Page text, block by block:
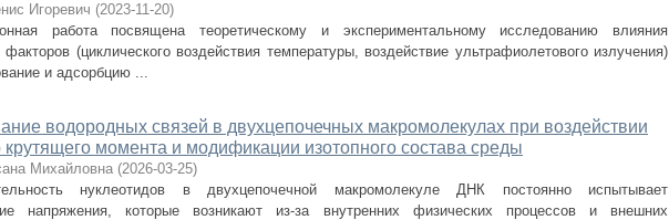
Игоревич (2023-11-20)
работа посвящена теоретическому и экспериментальному исследованию влияния
(циклического воздействия температуры, воздействие ультрафиолетового излучения)
и адсорбцию ...
водородных связей в двухцепочечных макромолекулах при воздействии
момента и модификации изотопного состава среды
Михайловна (2026-03-25)
нуклеотидов в двухцепочечной макромолекуле ДНК постоянно испытывает
напряжения, которые возникают из-за внутренних физических процессов и внешних